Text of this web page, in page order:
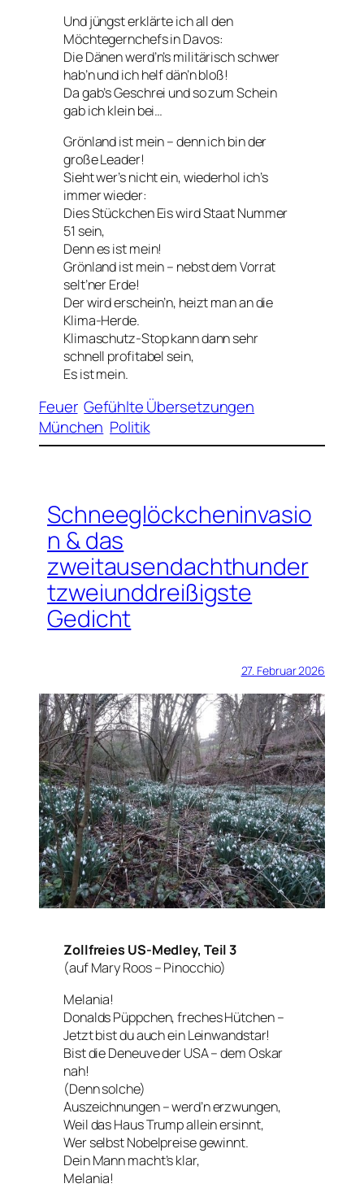
Und jüngst erklärte ich all den
Möchtegernchefs in Davos:
Die Dänen werd’n’s militärisch schwer
hab’n und ich helf dän’n bloß!
Da gab’s Geschrei und so zum Schein
gab ich klein bei…
Grönland ist mein – denn ich bin der
große Leader!
Sieht wer’s nicht ein, wiederhol ich’s
immer wieder:
Dies Stückchen Eis wird Staat Nummer
51 sein,
Denn es ist mein!
Grönland ist mein – nebst dem Vorrat
selt’ner Erde!
Der wird erschein’n, heizt man an die
Klima-Herde.
Klimaschutz-Stop kann dann sehr
schnell profitabel sein,
Es ist mein.
Feuer Gefühlte Übersetzungen
München Politik
Schneeglöckcheninvasio
n & das
zweitausendachthunder
tzweiunddreißigste
Gedicht
27. Februar 2026
Zollfreies US-Medley, Teil 3
(auf Mary Roos – Pinocchio)
Melania!
Donalds Püppchen, freches Hütchen –
Jetzt bist du auch ein Leinwandstar!
Bist die Deneuve der USA – dem Oskar
nah!
(Denn solche)
Auszeichnungen – werd’n erzwungen,
Weil das Haus Trump allein ersinnt,
Wer selbst Nobelpreise gewinnt.
Dein Mann macht’s klar,
Melania!